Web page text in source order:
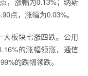
点，涨幅为0.03%。
板块七涨四跌。公用
的涨幅领涨，通信
的跌幅领跌。